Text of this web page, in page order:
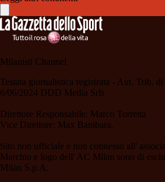
Milanisti Channel
Testata giornalistica registrata - Aut. Trib.
6/06/2024 DDD Media Srls
Direttore Responsabile: Marco Torretta
Vice Direttore: Max Bambara.
Sito non ufficiale e non connesso all'
Marchio e logo dell' AC Milan sono di
Milan S.p.A.